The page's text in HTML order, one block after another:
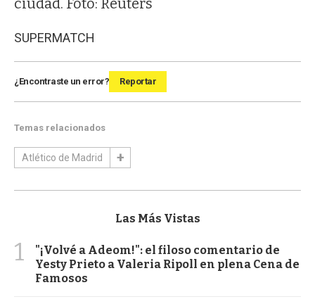
ciudad. Foto: Reuters
SUPERMATCH
¿Encontraste un error? Reportar
Temas relacionados
Atlético de Madrid
Las Más Vistas
1
"¡Volvé a Adeom!": el filoso comentario de
Yesty Prieto a Valeria Ripoll en plena Cena de
Famosos